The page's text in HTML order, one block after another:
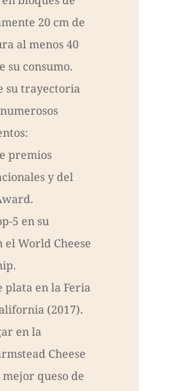
20 cm de
al menos 40
su consumo.
su trayectoria
premios
y del
5 en su
el World Cheese
plata en la Feria
(2017).
en la
Cheese
mejor queso de